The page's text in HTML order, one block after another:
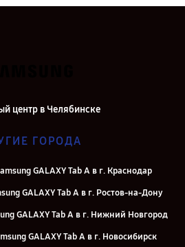
центр в Челябинске
ГОРОДА
GALAXY Tab A в г. Краснодар
GALAXY Tab A в г. Ростов-на-Дону
GALAXY Tab A в г. Нижний Новгород
GALAXY Tab A в г. Новосибирск